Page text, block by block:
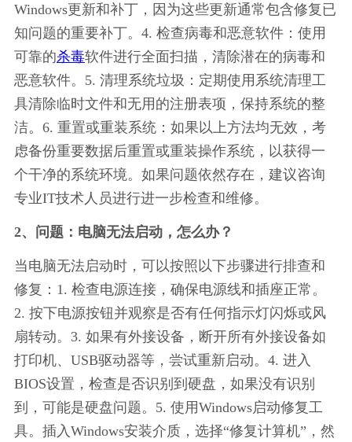
Windows更新和补丁，因为这些更新通常包含修复已
知问题的重要补丁。4. 检查病毒和恶意软件：使用
可靠的杀毒软件进行全面扫描，清除潜在的病毒和
恶意软件。5. 清理系统垃圾：定期使用系统清理工
具清除临时文件和无用的注册表项，保持系统的整
洁。6. 重置或重装系统：如果以上方法均无效，考
虑备份重要数据后重置或重装操作系统，以获得一
个干净的系统环境。如果问题依然存在，建议咨询
专业IT技术人员进行进一步检查和维修。
2、问题：电脑无法启动，怎么办？
当电脑无法启动时，可以按照以下步骤进行排查和
修复：1. 检查电源连接，确保电源线和插座正常。
2. 按下电源按钮并观察是否有任何指示灯闪烁或风
扇转动。3. 如果有外接设备，断开所有外接设备如
打印机、USB驱动器等，尝试重新启动。4. 进入
BIOS设置，检查是否识别到硬盘，如果没有识别
到，可能是硬盘问题。5. 使用Windows启动修复工
具。插入Windows安装介质，选择“修复计算机”，然